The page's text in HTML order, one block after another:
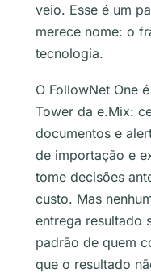
veio. Esse é um
merece nome: o
tecnologia.
O FollowNet One
Tower da e.Mix:
documentos e
de importação e
tome decisões
custo. Mas
entrega resultado
padrão de quem
que o resultado